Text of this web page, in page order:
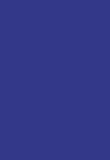
öppnas i
annan